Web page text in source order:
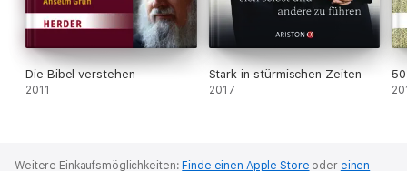
Die Bibel verstehen
2011
Stark in stürmischen Zeiten
2017
Weitere Einkaufsmöglichkeiten: Finde einen Apple Store oder einen